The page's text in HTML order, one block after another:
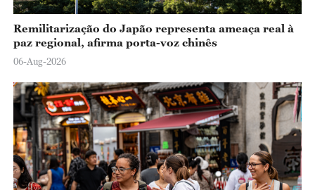
Remilitarização do Japão representa ameaça real à
paz regional, afirma porta-voz chinês
06-Aug-2026